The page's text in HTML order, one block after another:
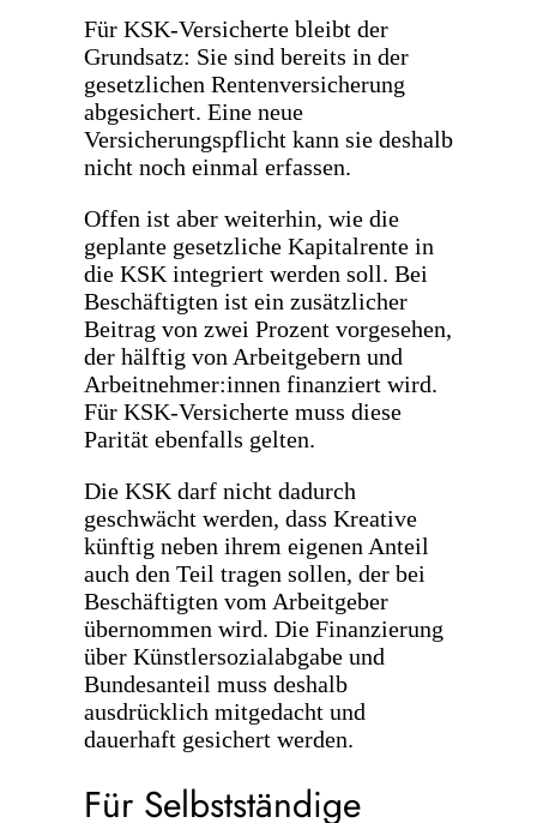
Für KSK-Versicherte bleibt der
Grundsatz: Sie sind bereits in der
gesetzlichen Rentenversicherung
abgesichert. Eine neue
Versicherungspflicht kann sie deshalb
nicht noch einmal erfassen.
Offen ist aber weiterhin, wie die
geplante gesetzliche Kapitalrente in
die KSK integriert werden soll. Bei
Beschäftigten ist ein zusätzlicher
Beitrag von zwei Prozent vorgesehen,
der hälftig von Arbeitgebern und
Arbeitnehmer:innen finanziert wird.
Für KSK-Versicherte muss diese
Parität ebenfalls gelten.
Die KSK darf nicht dadurch
geschwächt werden, dass Kreative
künftig neben ihrem eigenen Anteil
auch den Teil tragen sollen, der bei
Beschäftigten vom Arbeitgeber
übernommen wird. Die Finanzierung
über Künstlersozialabgabe und
Bundesanteil muss deshalb
ausdrücklich mitgedacht und
dauerhaft gesichert werden.
Für Selbstständige